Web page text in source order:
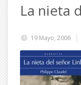
La nieta
19 Mayo, 2006